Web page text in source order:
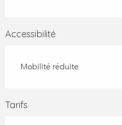
Accessibilité
Mobilité réduite
Tarifs